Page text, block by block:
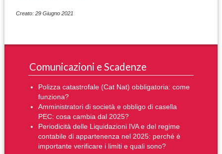
Creato: 29 Giugno 2021
Comunicazioni e Scadenze
Polizza catastrofale (Cat Nat) obbligatoria: come
funziona?
Amministratori di società e obbligo di casella
PEC: cosa cambia dal 2025?
Periodicità delle Liquidazioni IVA e del regime
contabile di appartenenza nel 2025: perché è
importante verificare i limiti e quali sono?